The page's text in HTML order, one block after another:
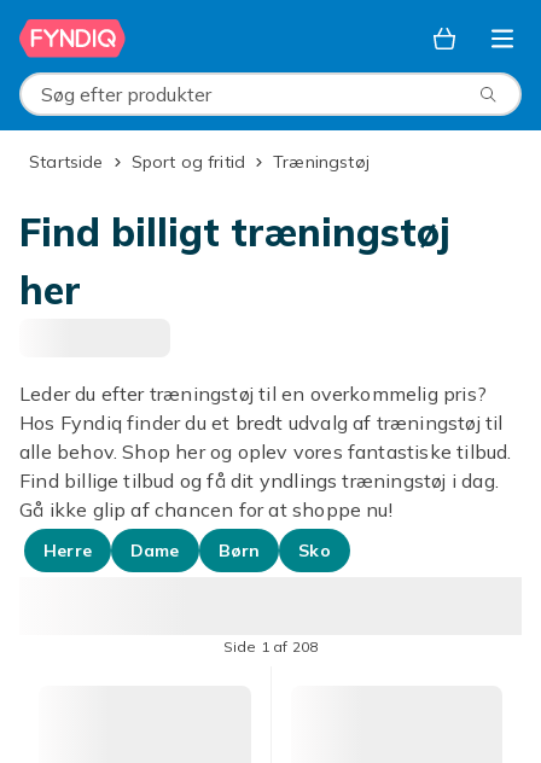
Spring til hovedindhold
Søg efter produkter
Startside Sport og fritid Træningstøj
Find billigt træningstøj
her
Leder du efter træningstøj til en overkommelig pris?
Hos Fyndiq finder du et bredt udvalg af træningstøj til
alle behov. Shop her og oplev vores fantastiske tilbud.
Find billige tilbud og få dit yndlings træningstøj i dag.
Gå ikke glip af chancen for at shoppe nu!
Herre Dame Børn Sko
Side 1 af 208